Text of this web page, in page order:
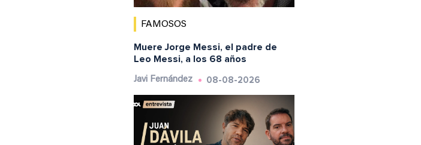
FAMOSOS
Muere Jorge Messi, el padre de
Leo Messi, a los 68 años
Javi Fernández 08-08-2026